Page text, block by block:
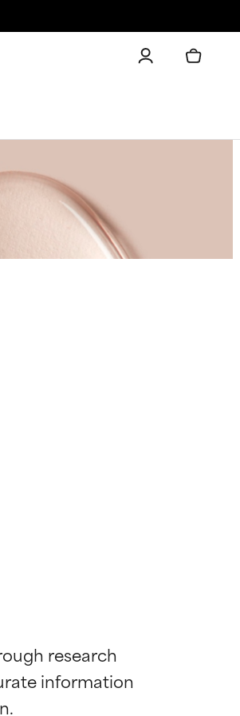
research
information